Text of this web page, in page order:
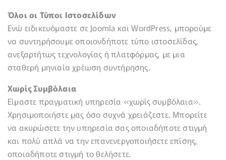
Όλοι οι Τύποι Ιστοσελίδων
Ενώ ειδικευόμαστε σε Joomla και WordPress, μπορούμε
να συντηρήσουμε οποιονδήποτε τύπο ιστοσελίδας,
ανεξαρτήτως τεχνολογίας ή πλατφόρμας, με μια
σταθερή μηνιαία χρέωση συντήρησης.
Χωρίς Συμβόλαια
Είμαστε πραγματική υπηρεσία «χωρίς συμβόλαια».
Χρησιμοποιήστε μας όσο συχνά χρειάζεστε. Μπορείτε
να ακυρώσετε την υπηρεσία σας οποιαδήποτε στιγμή
και πολύ απλά να την επανενεργοποιήσετε επίσης,
οποιαδήποτε στιγμή το θελήσετε.